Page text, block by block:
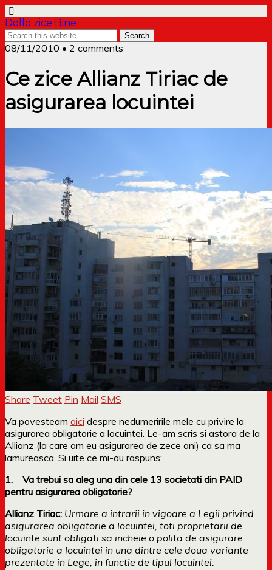
Dollo zice Bine
08/11/2010 • 2 comments
Ce zice Allianz Tiriac de
asigurarea locuintei
Share Tweet Pin Mail SMS
Va povesteam aici despre nedumeririle mele cu privire la
asigurarea obligatorie a locuintei. Le-am scris si astora de la
Allianz (la care am eu asigurarea de zece ani) ca sa ma
lamureasca. Si uite ce mi-au raspuns:
1. Va trebui sa aleg una din cele 13 societati din PAID
pentru asigurarea obligatorie?
Allianz Tiriac: Urmare a intrarii in vigoare a Legii privind
asigurarea obligatorie a locuintei, toti proprietarii de
locuinte sunt obligati sa incheie o polita de asigurare
obligatorie a locuintei in una dintre cele doua variante
prezentate in Lege, in functie de tipul locuintei: